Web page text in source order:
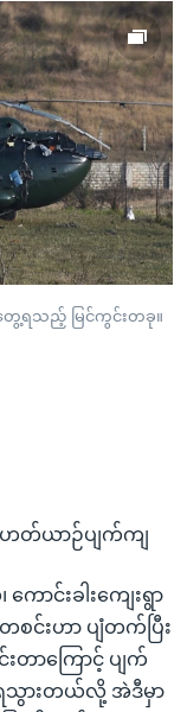
ေ့ရသည့် မြင်ကွင်းတခု။
ဟတ်ယာဉ်ပျက်ကျ
ောင်းခါးကျေးရွာ
င်းဟာ ပျံတက်ပြီး
တာကြောင့် ပျက်
သွားတယ်လို့ အဲဒီမှာ